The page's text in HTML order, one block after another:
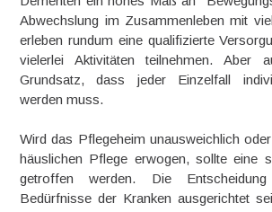
Abwechslung im Zusammenleben mit
erleben rundum eine qualifizierte
vielerlei Aktivitäten teilnehmen. Aber
Grundsatz, dass jeder Einzelfall
werden muss.
Wird das Pflegeheim unausweichlich
häuslichen Pflege erwogen, sollte eine
getroffen werden. Die
Bedürfnisse der Kranken ausgerichtet